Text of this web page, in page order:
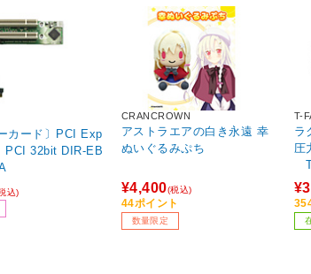
カード〕PCI Exp
32bit DIR-EB
込)
CRANCROWN
アストラエアの白き永遠 幸
ぬいぐるみぷち
¥4,400(税込)
44ポイント
数量限定
T-
ラ
圧